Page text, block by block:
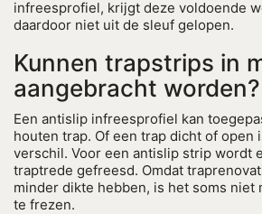
infreesprofiel, krijgt deze voldoende
daardoor niet uit de sleuf gelopen.
Kunnen trapstrips in
aangebracht worden?
Een antislip infreesprofiel kan
houten trap. Of een trap dicht of open
verschil. Voor een antislip strip wordt
traptrede gefreesd. Omdat
minder dikte hebben, is het soms niet
te frezen.